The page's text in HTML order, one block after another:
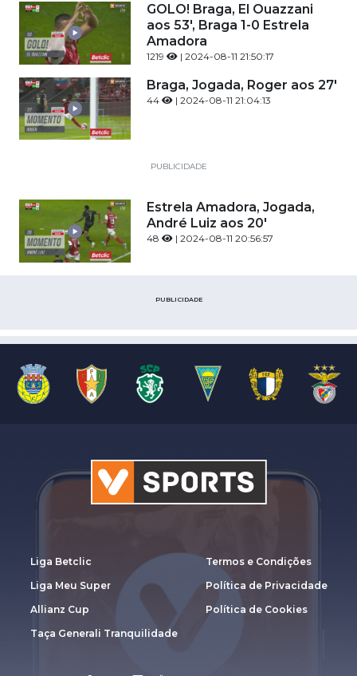
GOLO! Braga, El Ouazzani
aos 53', Braga 1-0 Estrela
Amadora
1219 | 2024-08-11 21:50:17
Braga, Jogada, Roger aos 27'
44 | 2024-08-11 21:04:13
PUBLICIDADE
Estrela Amadora, Jogada,
André Luiz aos 20'
48 | 2024-08-11 20:56:57
PUBLICIDADE
Liga Betclic
Liga Meu Super
Allianz Cup
Taça Generali Tranquilidade
Termos e Condições
Política de Privacidade
Política de Cookies